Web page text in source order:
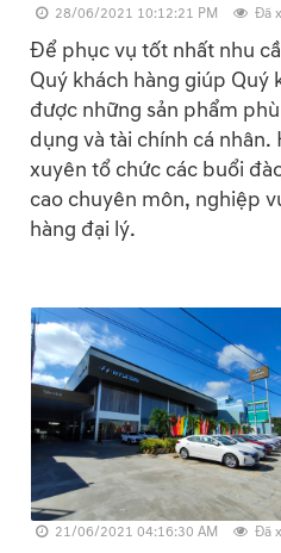
28/06/2021 10:12:21 PM Đã
Để phục vụ tốt nhất nhu
Quý khách hàng giúp Quý
được những sản phẩm
dụng và tài chính cá
xuyên tổ chức các buổi
cao chuyên môn, nghiệp
hàng đại lý.
21/06/2021 04:16:30 AM Đã